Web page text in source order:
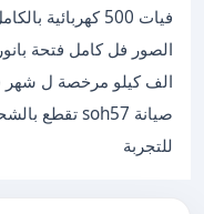
للتجربة